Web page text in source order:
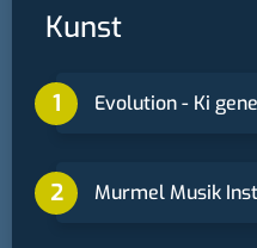
Kunst
Evolution - Ki
Murmel Musik